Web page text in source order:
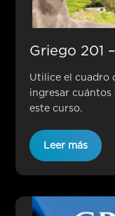
Griego 201
Utilice el cuadro
ingresar
este curso.
Leer más